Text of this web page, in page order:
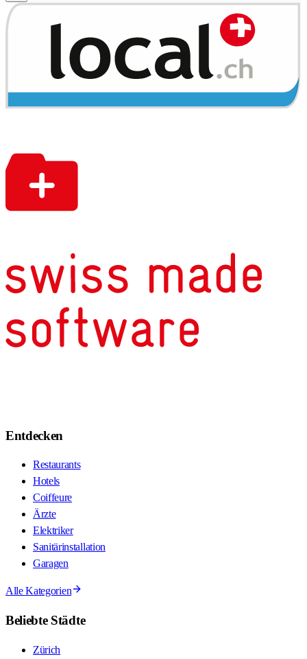
Entdecken
Restaurants
Hotels
Coiffeure
Ärzte
Elektriker
Sanitärinstallation
Garagen
Alle Kategorien
Beliebte Städte
Zürich